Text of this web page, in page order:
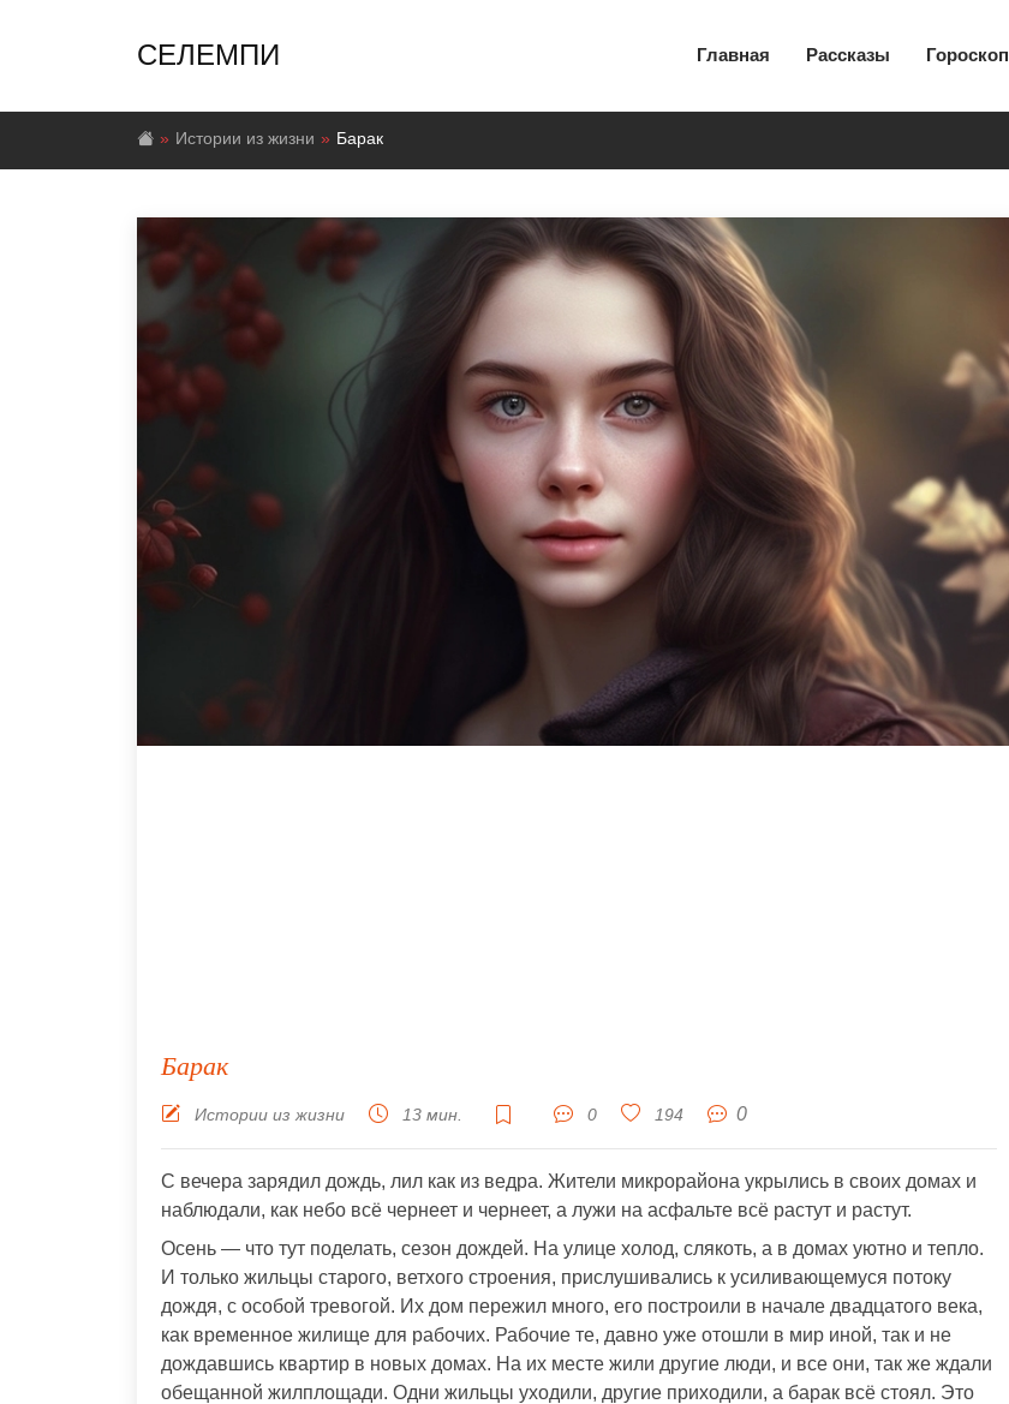
СЕЛЕМПИ Главная Рассказы Гороскоп
Истории из жизни Барак
Барак
Истории из жизни 13 мин. 0 194 0
С вечера зарядил дождь, лил как из ведра. Жители микрорайона укрылись в своих домах и
наблюдали, как небо всё чернеет и чернеет, а лужи на асфальте всё растут и растут.
Осень — что тут поделать, сезон дождей. На улице холод, слякоть, а в домах уютно и тепло.
И только жильцы старого, ветхого строения, прислушивались к усиливающемуся потоку
дождя, с особой тревогой. Их дом пережил много, его построили в начале двадцатого века,
как временное жилище для рабочих. Рабочие те, давно уже отошли в мир иной, так и не
дождавшись квартир в новых домах. На их месте жили другие люди, и все они, так же ждали
обещанной жилплощади. Одни жильцы уходили, другие приходили, а барак всё стоял. Это